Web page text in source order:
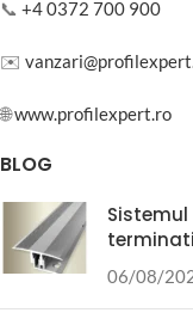
📞 +4 0372 700 900
✉️
🌐www.profilexpert.ro
BLOG
06/08/